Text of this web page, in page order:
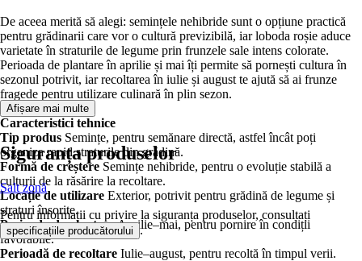
De aceea merită să alegi: semințele nehibride sunt o opțiune practică
pentru grădinarii care vor o cultură previzibilă, iar loboda roșie aduce
varietate în straturile de legume prin frunzele sale intens colorate.
Perioada de plantare în aprilie și mai îți permite să pornești cultura în
sezonul potrivit, iar recoltarea în iulie și august te ajută să ai frunze
fragede pentru utilizare culinară în plin sezon.
Caracteristici tehnice
Tip produs Semințe, pentru semănare directă, astfel încât poți
organiza rapid straturile din grădină.
Formă de creștere Semințe nehibride, pentru o evoluție stabilă a
culturii de la răsărire la recoltare.
Locație de utilizare Exterior, potrivit pentru grădină de legume și
straturi însorite.
Perioada de plantareAprilie–mai, pentru pornire în condiții
favorabile.
Perioadă de recoltare Iulie–august, pentru recoltă în timpul verii.
Afișare mai multe
Siguranța produselor
Salt zonă
Pentru informații cu privire la siguranța produselor, consultați
specificațiile producătorului .